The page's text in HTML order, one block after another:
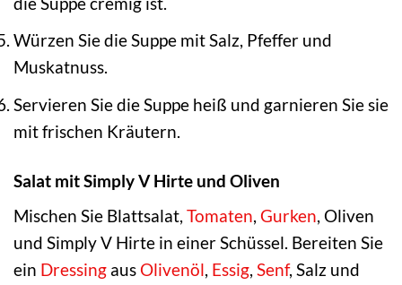
Würzen Sie die Suppe mit Salz, Pfeffer und
Muskatnuss.
Servieren Sie die Suppe heiß und garnieren Sie sie
mit frischen Kräutern.
Salat mit Simply V Hirte und Oliven
Mischen Sie Blattsalat, Tomaten, Gurken, Oliven
und Simply V Hirte in einer Schüssel. Bereiten Sie
ein Dressing aus Olivenöl, Essig, Senf, Salz und